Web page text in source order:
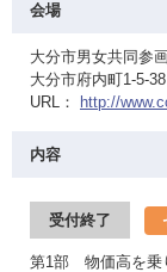
会場
大分市男女共同参
大分市府内町1-5-38
URL：
http://
内容
受付終了
第1部 物価高を乗